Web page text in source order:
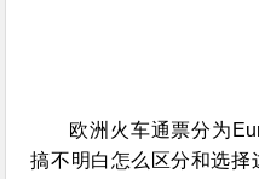
欧洲火车通票分为
搞不明白怎么区分和选